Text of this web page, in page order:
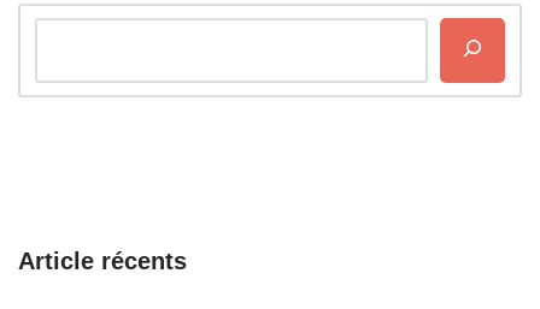
Article récents